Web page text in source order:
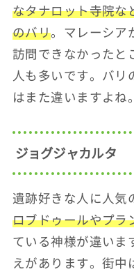
なタナロット寺院な
のバリ。マレーシア
訪問できなかったと
人も多いです。バリ
はまた違いますよね。
ジョグジャカルタ
遺跡好きな人に人気
ロブドゥールやプラ
ている神様が違いま
えがあります。街中